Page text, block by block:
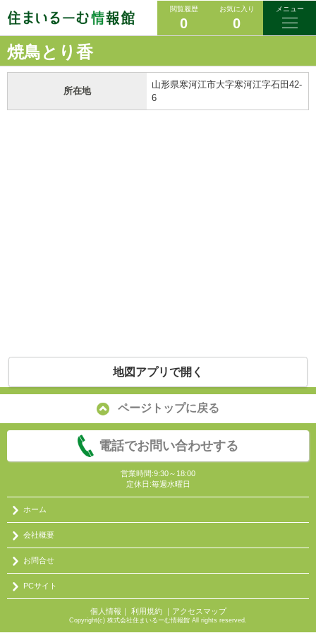
閲覧履歴
0
お気に入り
0
メニュー
焼鳥とり香
所在地
山形県寒河江市大字寒河江字石田42-
6
地図アプリで開く
ページトップに戻る
電話でお問い合わせする
営業時間:9:30～18:00
定休日:毎週水曜日
ホーム
会社概要
お問合せ
PCサイト
個人情報 ｜ 利用規約｜ アクセスマップ
Copyright(c) 株式会社住まいるーむ情報館 All rights reserved.